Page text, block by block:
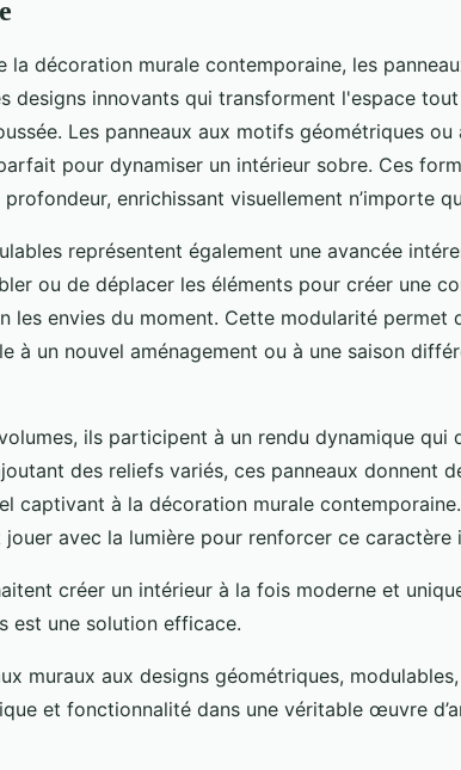
la décoration murale contemporaine, les
designs innovants qui transforment l'espace
Les panneaux aux motifs géométriques
pour dynamiser un intérieur sobre. Ces
enrichissant visuellement n’importe
représentent également une avancée
ou de déplacer les éléments pour créer une
les envies du moment. Cette modularité permet
à un nouvel aménagement ou à une saison
ils participent à un rendu dynamique qui
des reliefs variés, ces panneaux donnent
captivant à la décoration murale
jouer avec la lumière pour renforcer ce caractère
créer un intérieur à la fois moderne et
est une solution efficace.
muraux aux designs géométriques,
et fonctionnalité dans une véritable œuvre